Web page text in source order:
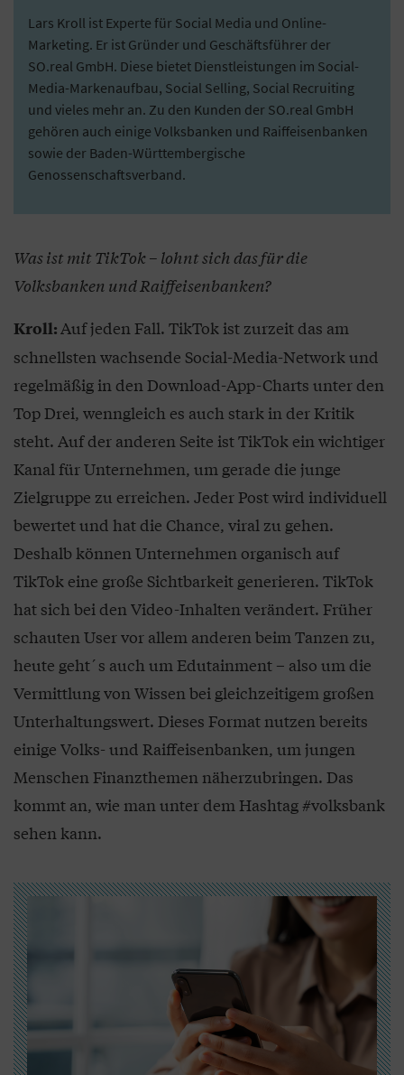
Lars Kroll ist Experte für Social Media und Online-
Marketing. Er ist Gründer und Geschäftsführer der
SO.real GmbH. Diese bietet Dienstleistungen im Social-
Media-Markenaufbau, Social Selling, Social Recruiting
und vieles mehr an. Zu den Kunden der SO.real GmbH
gehören auch einige Volksbanken und Raiffeisenbanken
sowie der Baden-Württembergische
Genossenschaftsverband.
Was ist mit TikTok – lohnt sich das für die
Volksbanken und Raiffeisenbanken?
Kroll: Auf jeden Fall. TikTok ist zurzeit das am
schnellsten wachsende Social-Media-Network und
regelmäßig in den Download-App-Charts unter den
Top Drei, wenngleich es auch stark in der Kritik
steht. Auf der anderen Seite ist TikTok ein wichtiger
Kanal für Unternehmen, um gerade die junge
Zielgruppe zu erreichen. Jeder Post wird individuell
bewertet und hat die Chance, viral zu gehen.
Deshalb können Unternehmen organisch auf
TikTok eine große Sichtbarkeit generieren. TikTok
hat sich bei den Video-Inhalten verändert. Früher
schauten User vor allem anderen beim Tanzen zu,
heute geht´s auch um Edutainment – also um die
Vermittlung von Wissen bei gleichzeitigem großen
Unterhaltungswert. Dieses Format nutzen bereits
einige Volks- und Raiffeisenbanken, um jungen
Menschen Finanzthemen näherzubringen. Das
kommt an, wie man unter dem Hashtag #volksbank
sehen kann.